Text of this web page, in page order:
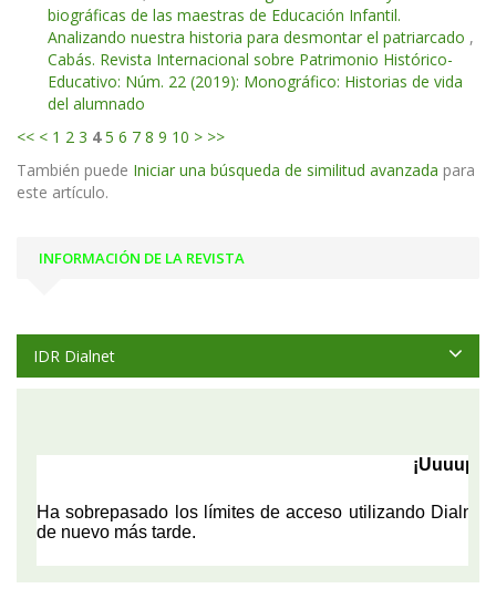
biográficas de las maestras de Educación Infantil.
Analizando nuestra historia para desmontar el patriarcado ,
Cabás. Revista Internacional sobre Patrimonio Histórico-
Educativo: Núm. 22 (2019): Monográfico: Historias de vida
del alumnado
<< < 1 2 3 4 5 6 7 8 9 10 > >>
También puede Iniciar una búsqueda de similitud avanzada para
este artículo.
INFORMACIÓN DE LA REVISTA
IDR Dialnet